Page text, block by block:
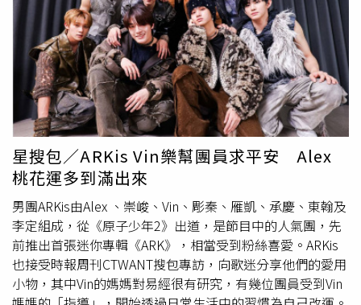
響自己，想成為果斷的人。」袁漠遙的宮崎駿收藏，不僅是
具欣賞價值，也是反映她對角色性格的認同。（圖／ 林士傑
攝）另外，兩張她珍藏的CD，是日本「大無限樂團」的作
品，「我喜歡這個女主唱的聲音，每次聽都會幻想有一天站
上舞台，也能像她一樣有感染力。」24歲的袁漠遙很知道自
己想要什麼，並且默默努力達成。（圖／林士傑攝）袁漠遙
原本是走音樂路線，高中就作詞作曲，讀北藝大電影系也是
為了自己的配樂能被曝光，她簽進經紀公司也定位往樂壇發
展，卻突然來了在《第一次遇見花香的那刻2》演音樂才女
的機會，一切就像命運的安排，她也誠實表示：「音樂是展
現自己，演戲是展現角色，比較難同時兼顧，如果角色離我
太遠，我還是會傾向好好做音樂。」
代女性最重要的特質是獨特，平時她靠運動和飲食管理維持
體態，也會借助醫美得到一些幫助，金泰希分享：「以前會
去皮膚科做臉、按摩，現在因為要做許多家務事，還要帶小
孩，沒拍戲也有很多事要做，想要有一個明確的效果時，就
會去搜集醫美的資訊，效果看起來比較明顯。」她覺得不管
是台灣還是韓國女性，都想要不著痕跡地變美。她一身淺藍
紗質高衩禮服，露出白皙的修長美腿優雅亮相。（圖／林士
傑攝）最後，金泰希有話對粉絲說：「這麼久沒有來台灣，
粉絲依舊歡迎，感到很開心，希望能更常造訪台灣，想要來
旅行，以後在街上遇到，可以跟我打招呼。」
星搜包／ARKis Vin樂幫團員求平安 Alex
桃花運多到滿出來
男團ARKis由Alex 、崇峻、Vin、彫秦、雁凱、承慶、東翰及
李定組成，從《原子少年2》出道，是節目中的人氣團，先
前推出首張迷你專輯《ARK》，相當受到粉絲喜愛。ARKis
也接受時報周刊CTWANT搜包專訪，向歌迷分享他們的愛用
小物，其中Vin的媽媽對易經很有研究，有幾位團員受到Vin